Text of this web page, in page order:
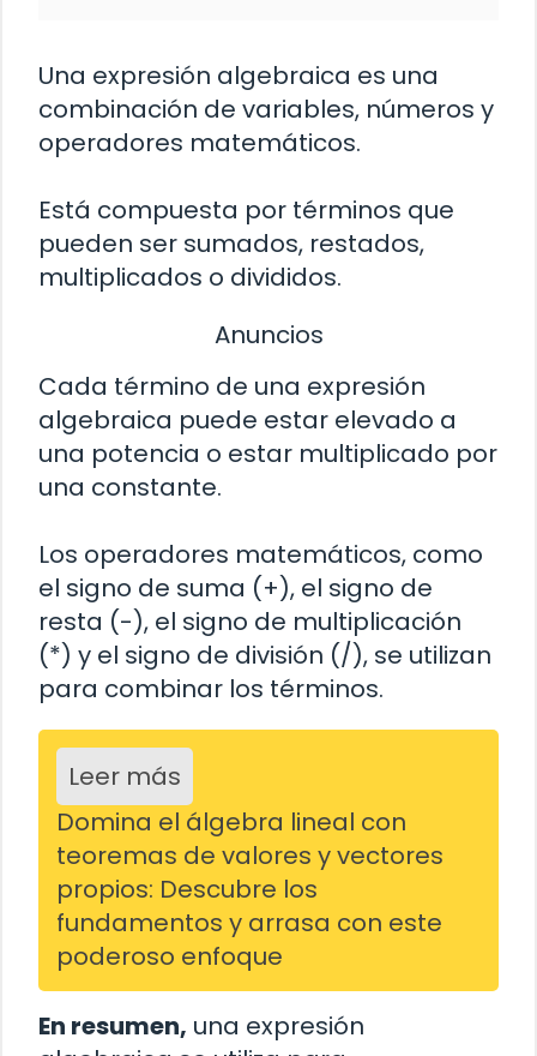
Una expresión algebraica es una
combinación de variables, números y
operadores matemáticos.
Está compuesta por términos que
pueden ser sumados, restados,
multiplicados o divididos.
Anuncios
Cada término de una expresión
algebraica puede estar elevado a
una potencia o estar multiplicado por
una constante.
Los operadores matemáticos, como
el signo de suma (+), el signo de
resta (-), el signo de multiplicación
(*) y el signo de división (/), se utilizan
para combinar los términos.
Leer más
Domina el álgebra lineal con
teoremas de valores y vectores
propios: Descubre los
fundamentos y arrasa con este
poderoso enfoque
En resumen, una expresión